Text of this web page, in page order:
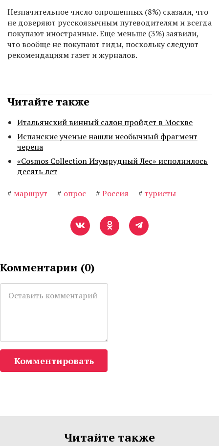
Незначительное число опрошенных (8%) сказали, что
не доверяют русскоязычным путеводителям и всегда
покупают иностранные. Еще меньше (3%) заявили,
что вообще не покупают гиды, поскольку следуют
рекомендациям газет и журналов.
Читайте также
Итальянский винный салон пройдет в Москве
Испанские ученые нашли необычный фрагмент
черепа
«Cosmos Collection Изумрудный Лес» исполнилось
десять лет
# маршрут # опрос # Россия # туристы
Комментарии (0)
Комментировать
Читайте также